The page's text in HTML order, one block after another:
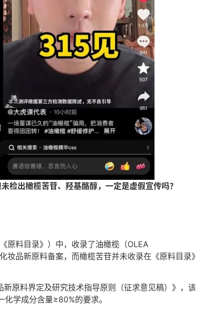
检出橄榄苦苷、羟基酪醇，一定是虚假宣传吗？
原料目录》）中，收录了油橄榄（OLEA
妆品新原料备案，而橄榄苦苷并未收录在《原料目录》
原料界定及研究技术指导原则（征求意见稿）》，该
学成分含量≥80%的要求。